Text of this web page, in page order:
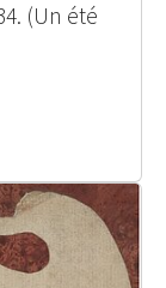
(Un été